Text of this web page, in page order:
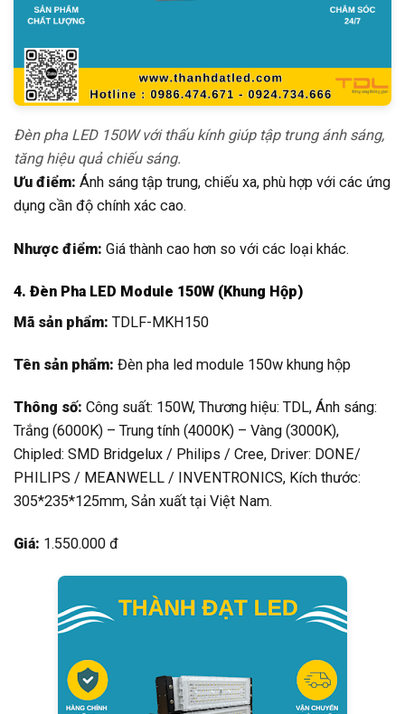
Đèn pha LED 150W với thấu kính giúp tập trung ánh sáng,
tăng hiệu quả chiếu sáng.
Ưu điểm: Ánh sáng tập trung, chiếu xa, phù hợp với các ứng
dụng cần độ chính xác cao.
Nhược điểm: Giá thành cao hơn so với các loại khác.
4. Đèn Pha LED Module 150W (Khung Hộp)
Mã sản phẩm: TDLF-MKH150
Tên sản phẩm: Đèn pha led module 150w khung hộp
Thông số: Công suất: 150W, Thương hiệu: TDL, Ánh sáng:
Trắng (6000K) – Trung tính (4000K) – Vàng (3000K),
Chipled: SMD Bridgelux / Philips / Cree, Driver: DONE/
PHILIPS / MEANWELL / INVENTRONICS, Kích thước:
305*235*125mm, Sản xuất tại Việt Nam.
Giá: 1.550.000 đ